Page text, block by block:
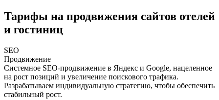
Тарифы на продвижения сайтов отелей
и гостиниц
SEO
Продвижение
Системное SEO-продвижение в Яндекс и Google, нацеленное
на рост позиций и увеличение поискового трафика.
Разрабатываем индивидуальную стратегию, чтобы обеспечить
стабильный рост.